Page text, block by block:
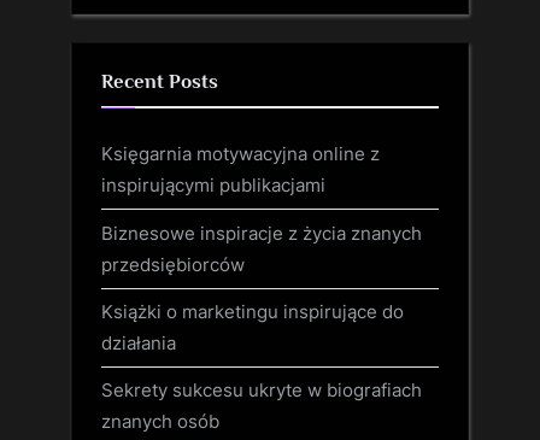
Recent Posts
Księgarnia motywacyjna online z
inspirującymi publikacjami
Biznesowe inspiracje z życia znanych
przedsiębiorców
Książki o marketingu inspirujące do
działania
Sekrety sukcesu ukryte w biografiach
znanych osób